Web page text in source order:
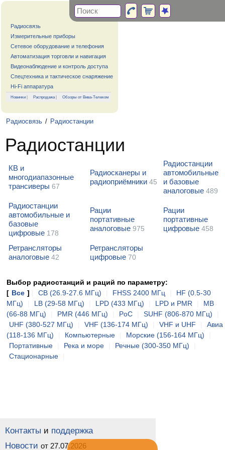
Радиосвязь
Измерительные приборы
Сетевое оборудование и телефония
Автоматизация торговли и навигация
Видеонаблюдение и контроль доступа
Спецтехника и тактическое снаряжение
Hi-Fi аппаратура
Новинки | Распродажа| Обзоры от Вива-Телеком
Радиосвязь / Радиостанции
Радиостанции
КВ и
многодиапазонные
трансиверы 67
Радиосканеры и
радиоприёмники 45
Радиостанции
автомобильные
и базовые
аналоговые 489
Радиостанции
автомобильные и
базовые
цифровые 178
Рации
портативные
аналоговые 975
Рации
портативные
цифровые 458
Ретрансляторы
аналоговые 42
Ретрансляторы
цифровые 70
Выбор радиостанций и раций по параметру:
[ Все ] CB (26.9-27.6 МГц) FHSS 2400 МГц
HF (0.5-30
МГц)
LB (29-58 МГц) LPD (433 МГц) LPD и PMR
MB
(66-88 МГц)
PMR (446 МГц) PoC SUHF (806-870 МГц)
UHF (380-527 МГц)
VHF (136-174 МГц) VHF и UHF
Авиа
(118-136 МГц)
Компьютерные Морские (156-164 МГц)
Портативные
Река и море Речные (300-350 МГц)
Стационарные
Контакты и поддержка
Новости от 27.07.2026